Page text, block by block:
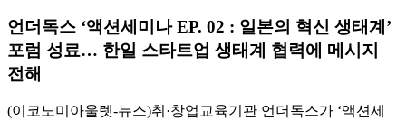
언더독스 ‘액션세미나 EP. 02 : 일본의 혁신 생태계’
포럼 성료… 한일 스타트업 생태계 협력에 메시지
전해
(이코노미아울렛-뉴스)취·창업교육기관 언더독스가 ‘액션세